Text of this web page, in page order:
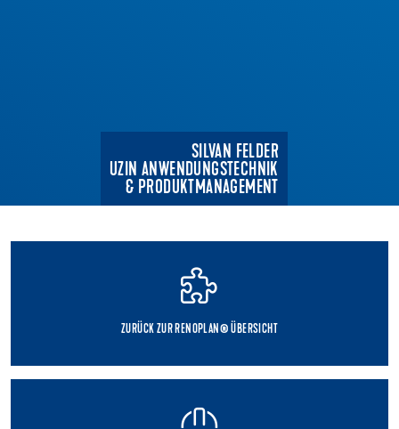
SILVAN FELDER
UZIN ANWENDUNGSTECHNIK
& PRODUKTMANAGEMENT
ZURÜCK ZUR RENOPLAN® ÜBERSICHT